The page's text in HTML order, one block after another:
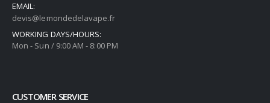
EMAIL:
devis@lemondedelavape.fr
WORKING DAYS/HOURS:
Mon - Sun / 9:00 AM - 8:00 PM
CUSTOMER SERVICE